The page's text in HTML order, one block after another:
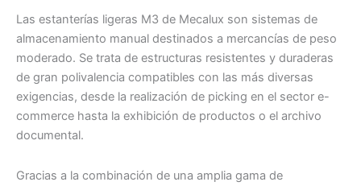
Las estanterías ligeras M3 de Mecalux son sistemas de
almacenamiento manual destinados a mercancías de peso
moderado. Se trata de estructuras resistentes y duraderas
de gran polivalencia compatibles con las más diversas
exigencias, desde la realización de picking en el sector e-
commerce hasta la exhibición de productos o el archivo
documental.
Gracias a la combinación de una amplia gama de